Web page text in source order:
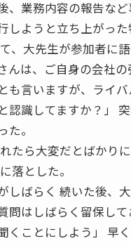
、業務内容の報告な
しようと立ち上がった
、大先生が参加者に語
んは、ご自身の会社
も言いますが、ライ
認識してますか？」
た。
たら大変だとばかり
落とした。
しばらく 続いた後、大
問はしばらく留保して
くことにしよう」 早